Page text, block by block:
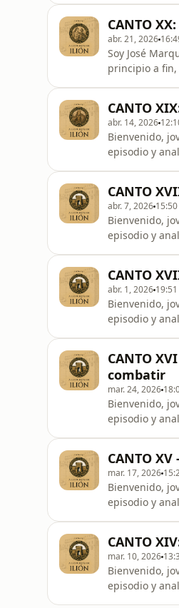
deidad.
CANTO
abr. 21, 2026
Soy José
principio a fin,
puertas de I
CANTO
abr. 14, 2026
Bienvenido, joven aqueo. Soy José Marqué y me
episodio y
puertas de Ilió
CANTO
abr. 7, 2026 15:50
Bienvenido, joven aqueo. Soy José Marqué y me
episodio y
acompáñame
CANTO
abr. 1, 2026 19:51
Bienvenido, joven aqueo. Soy José Marqué y me
episodio y
——— ❤️ Sus
CANTO
combatir
mar. 24, 2026
Bienvenido, joven aqueo. Soy José Marqué y me
episodio y
mirmidones.
CANTO
mar. 17, 2026
Bienvenido, joven aqueo. Soy José Marqué y me
episodio y
retirándose
CANTO
mar. 10, 2026
Bienvenido, joven aqueo. Soy José Marqué y me
episodio y